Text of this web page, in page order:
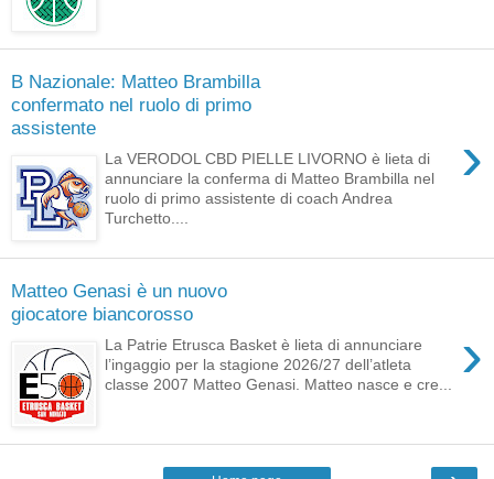
B Nazionale: Matteo Brambilla
confermato nel ruolo di primo
assistente
›
La VERODOL CBD PIELLE LIVORNO è lieta di
annunciare la conferma di Matteo Brambilla nel
ruolo di primo assistente di coach Andrea
Turchetto....
Matteo Genasi è un nuovo
giocatore biancorosso
›
La Patrie Etrusca Basket è lieta di annunciare
l’ingaggio per la stagione 2026/27 dell’atleta
classe 2007 Matteo Genasi. Matteo nasce e cre...